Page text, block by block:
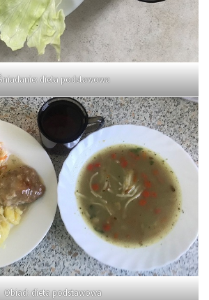
dieta podstawowa
Obiad: dieta podstawowa